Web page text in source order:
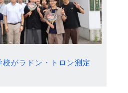
がラドン・トロン測定